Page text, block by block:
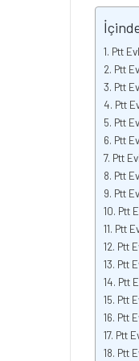
Ptt
Ptt
Ptt
Ptt
Ptt
Ptt
Ptt
Ptt
Ptt
Ptt
Ptt
Ptt
Ptt
Ptt
Ptt
Ptt
Ptt
Ptt